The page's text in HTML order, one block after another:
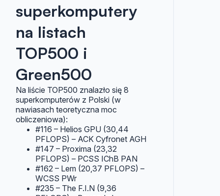
superkomputery
na listach
TOP500 i
Green500
Na liście TOP500 znalazło się 8
superkomputerów z Polski (w
nawiasach teoretyczna moc
obliczeniowa):
#116 – Helios GPU (30,44
PFLOPS) – ACK Cyfronet AGH
#147 – Proxima (23,32
PFLOPS) – PCSS IChB PAN
#162 – Lem (20,37 PFLOPS) –
WCSS PWr
#235 – The F.I.N (9,36